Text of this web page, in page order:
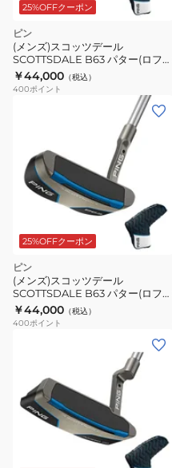
25%OFFクーポン
ピン
(メンズ)スコッツデール
SCOTTSDALE B63 パター(ロフト
3度)Stepless Steel
￥44,000 （税込）
400ポイント
25%OFFクーポン
ピン
(メンズ)スコッツデール
SCOTTSDALE B63 パター(ロフト
3度)Stepless Steel
￥44,000 （税込）
400ポイント